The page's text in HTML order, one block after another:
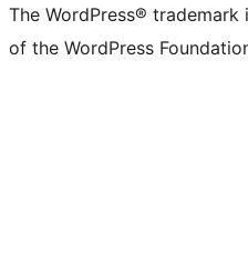
The WordPress®
of the WordPress